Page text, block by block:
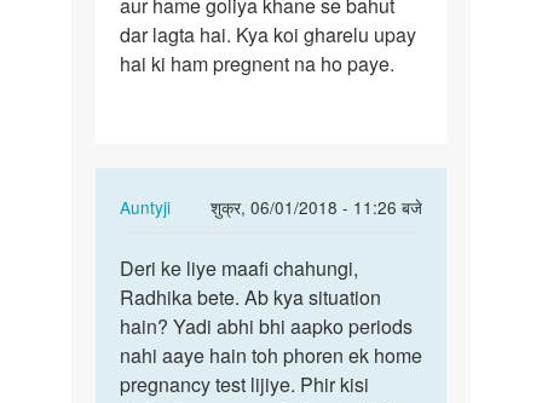
aur hame goliya khane se bahut
dar lagta hai. Kya koi gharelu upay
hai ki ham pregnent na ho paye.
Auntyji
शुक्र, 06/01/2018 - 11:26 बजे
In
to
Anty
ji
namaste
Anty
Deri
ke
liye
maafi
chahungi,
Deri ke liye maafi chahungi,
Radhika bete. Ab kya situation
hain? Yadi abhi bhi aapko periods
nahi aaye hain toh phoren ek home
pregnancy test lijiye. Phir kisi